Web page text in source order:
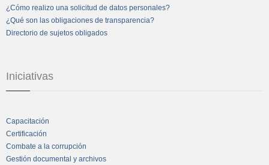
¿Cómo realizo una solicitud de datos personales?
¿Qué son las obligaciones de transparencia?
Directorio de sujetos obligados
Iniciativas
Capacitación
Certificación
Combate a la corrupción
Gestión documental y archivos